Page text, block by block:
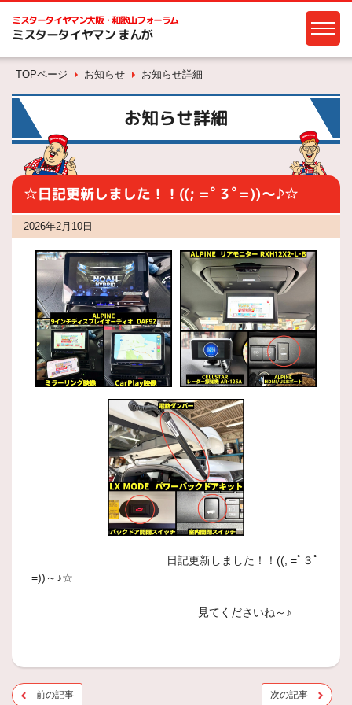
ミスタータイヤマン大阪・和歌山フォーラム
ミスタータイヤマン まんが
TOPページ お知らせ お知らせ詳細
お知らせ詳細
☆日記更新しました！！((; =ﾟ３ﾟ=))～♪☆
2026年2月10日
日記更新しました！！((; =ﾟ３ﾟ
=))～♪☆
見てくださいね～♪
前の記事 次の記事